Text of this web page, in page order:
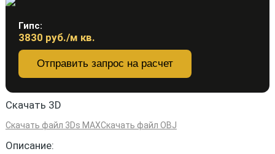
Гипс:
3830 руб./м кв.
Отправить запрос на расчет
Скачать 3D
Скачать файл 3Ds MAXСкачать файл OBJ
Описание: